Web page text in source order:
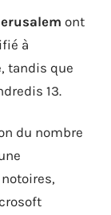
ont
à
tandis que
13.
du nombre